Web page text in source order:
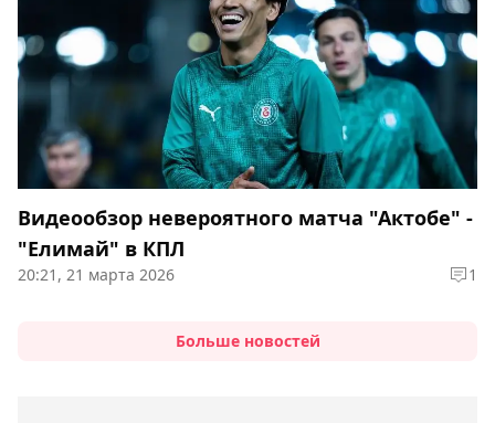
Видеообзор невероятного матча "Актобе" -
"Елимай" в КПЛ
20:21, 21 марта 2026 1
Больше новостей